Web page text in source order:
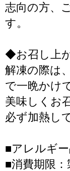
志向の方、
す。
◆お召し上
解凍の際は
で一晩かけ
美味しくお
必ず加熱し
■アレルギ
■消費期限：